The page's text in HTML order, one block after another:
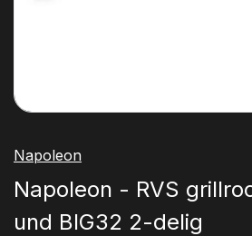
Napoleon
Napoleon - RVS
und BIG32 2-delig